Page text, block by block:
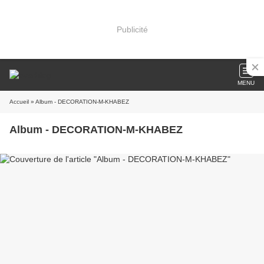
Publicité
MENU
Accueil » Album - DECORATION-M-KHABEZ
Album - DECORATION-M-KHABEZ